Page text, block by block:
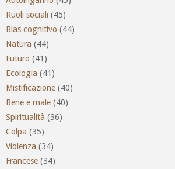
Ruoli sociali (45)
Bias cognitivo (44)
Natura (44)
Futuro (41)
Ecologia (41)
Mistificazione (40)
Bene e male (40)
Spiritualità (36)
Colpa (35)
Violenza (34)
Francese (34)